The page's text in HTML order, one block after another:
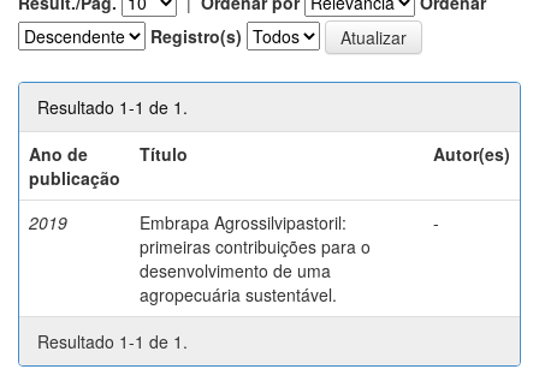
Registro(s)
Resultado 1-1 de 1.
Ano de
publicação
Título Autor(es)
2019
Embrapa Agrossilvipastoril:
primeiras contribuições para o
desenvolvimento de uma
agropecuária sustentável.
-
Resultado 1-1 de 1.